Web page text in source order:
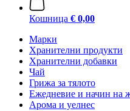
Кошница € 0,00
Марки
Хранителни продукти
Хранителни добавки
Чай
Грижа за тялото
Ежедневие и начин на
Арома и уелнес